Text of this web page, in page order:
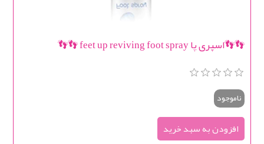
👣👣اسپری پا feet up reviving foot spray 👣👣
ناموجود